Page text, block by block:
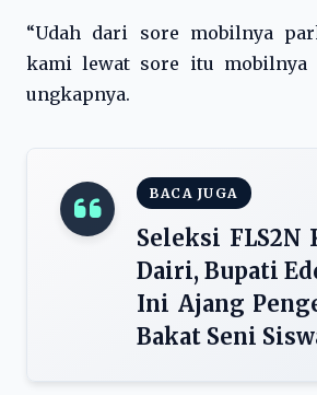
“Udah dari sore mobilnya
kami lewat sore itu mobilnya
ungkapnya.
BACA JUGA
Seleksi FLS2N
Dairi, Bupati
Ini Ajang
Bakat Seni